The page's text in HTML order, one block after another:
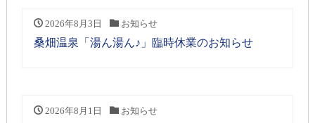
2026年8月3日 お知らせ
桑畑温泉「湯ん湯ん♪」臨時休業のお知らせ
2026年8月1日 お知らせ